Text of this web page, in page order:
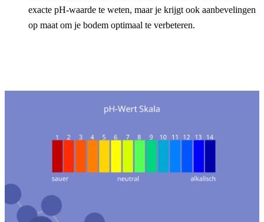
exacte pH-waarde te weten, maar je krijgt ook aanbevelingen
op maat om je bodem optimaal te verbeteren.